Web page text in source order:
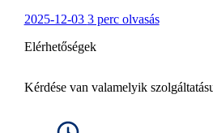
2025-12-03 3 perc olvasás
Elérhetőségek
Kérdése van valamelyik